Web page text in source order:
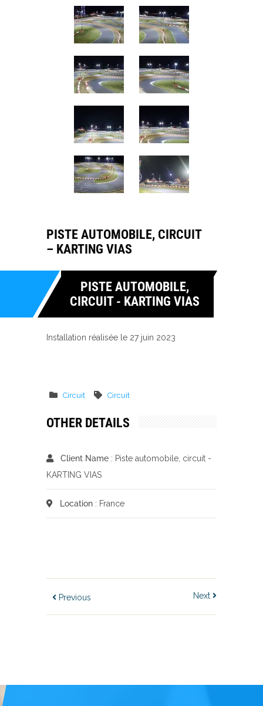
PISTE AUTOMOBILE, CIRCUIT
– KARTING VIAS
PISTE AUTOMOBILE,
CIRCUIT - KARTING VIAS
Installation réalisée le 27 juin 2023
Circuit Circuit
OTHER DETAILS
Client Name : Piste automobile, circuit -
KARTING VIAS
Location : France
Previous Next